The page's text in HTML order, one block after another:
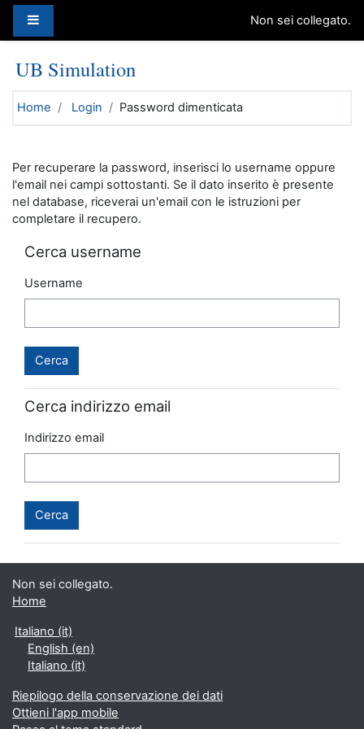
Vai al contenuto principale
Non sei collegato.
UB Simulation
Home Login Password dimenticata
Per recuperare la password, inserisci lo username oppure
l'email nei campi sottostanti. Se il dato inserito è presente
nel database, riceverai un'email con le istruzioni per
completare il recupero.
Cerca username
Username
Cerca indirizzo email
Indirizzo email
Non sei collegato.
Home
Italiano ‎(it)‎
English ‎(en)‎
Italiano ‎(it)‎
Riepilogo della conservazione dei dati
Ottieni l'app mobile